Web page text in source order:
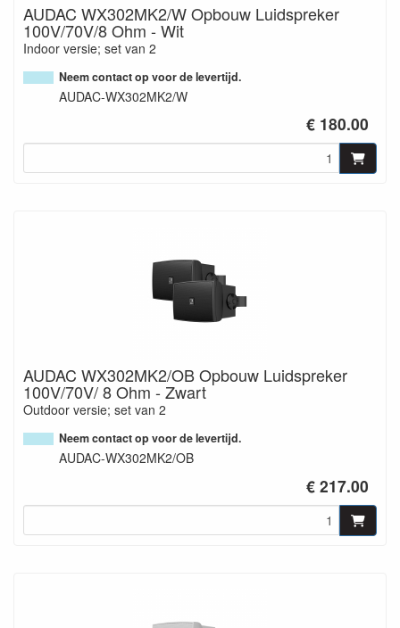
AUDAC WX302MK2/W Opbouw Luidspreker
100V/70V/8 Ohm - Wit
Indoor versie; set van 2
Neem contact op voor de levertijd.
AUDAC-WX302MK2/W
€ 180.00
AUDAC WX302MK2/OB Opbouw Luidspreker
100V/70V/ 8 Ohm - Zwart
Outdoor versie; set van 2
Neem contact op voor de levertijd.
AUDAC-WX302MK2/OB
€ 217.00